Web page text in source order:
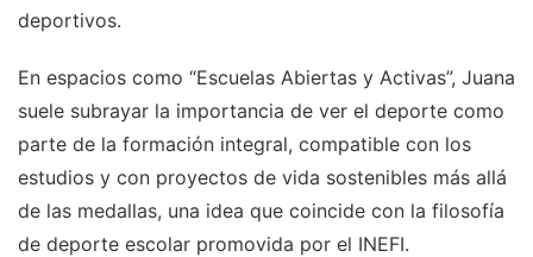
deportivos.
En espacios como “Escuelas Abiertas y Activas”, Juana
suele subrayar la importancia de ver el deporte como
parte de la formación integral, compatible con los
estudios y con proyectos de vida sostenibles más allá
de las medallas, una idea que coincide con la filosofía
de deporte escolar promovida por el INEFI.